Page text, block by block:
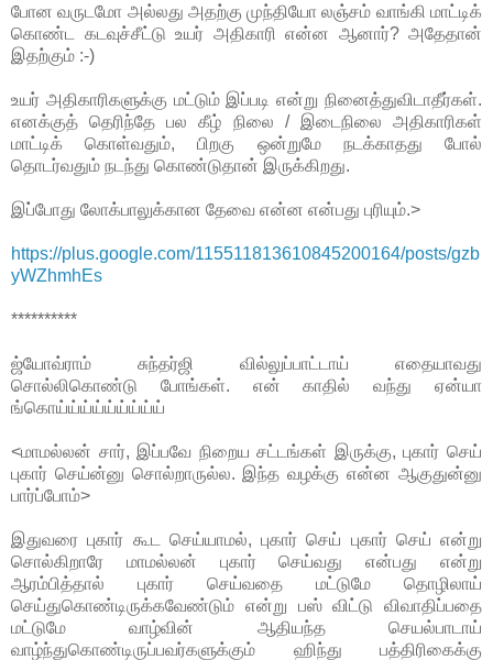
போன வருடமோ அல்லது அதற்கு முந்தியோ லஞ்சம் வாங்கி மாட்டிக்
கொண்ட கடவுச்சீட்டு உயர் அதிகாரி என்ன ஆனார்? அதேதான்
இதற்கும் :-)
உயர் அதிகாரிகளுக்கு மட்டும் இப்படி என்று நினைத்துவிடாதீர்கள்.
எனக்குத் தெரிந்தே பல கீழ் நிலை / இடைநிலை அதிகாரிகள்
மாட்டிக் கொள்வதும், பிறகு ஒன்றுமே நடக்காதது போல்
தொடர்வதும் நடந்து கொண்டுதான் இருக்கிறது.
இப்போது லோக்பாலுக்கான தேவை என்ன என்பது புரியும்.>
https://plus.google.com/115511813610845200164/posts/gzb
yWZhmhEs
**********
ஜ்யோவ்ராம் சுந்தர்ஜி வில்லுப்பாட்டாய் எதையாவது
சொல்லிகொண்டு போங்கள். என் காதில் வந்து ஏன்யா
ங்கொய்ய்ய்ய்ய்ய்ய்ய்ய்
<மாமல்லன் சார், இப்பவே நிறைய சட்டங்கள் இருக்கு, புகார் செய்
புகார் செய்ன்னு சொல்றாருல்ல. இந்த வழக்கு என்ன ஆகுதுன்னு
பார்ப்போம்>
இதுவரை புகார் கூட செய்யாமல், புகார் செய் புகார் செய் என்று
சொல்கிறாரே மாமல்லன் புகார் செய்வது என்பது என்று
ஆரம்பித்தால் புகார் செய்வதை மட்டுமே தொழிலாய்
செய்துகொண்டிருக்கவேண்டும் என்று பஸ் விட்டு விவாதிப்பதை
மட்டுமே வாழ்வின் ஆதியந்த செயல்பாடாய்
வாழ்ந்துகொண்டிருப்பவர்களுக்கும் ஹிந்து பத்திரிகைக்கு